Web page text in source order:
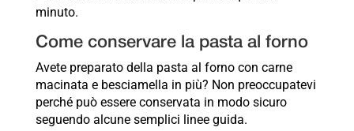
minuto.
Come conservare la pasta al forno
Avete preparato della pasta al forno con carne
macinata e besciamella in più? Non preoccupatevi
perché può essere conservata in modo sicuro
seguendo alcune semplici linee guida.